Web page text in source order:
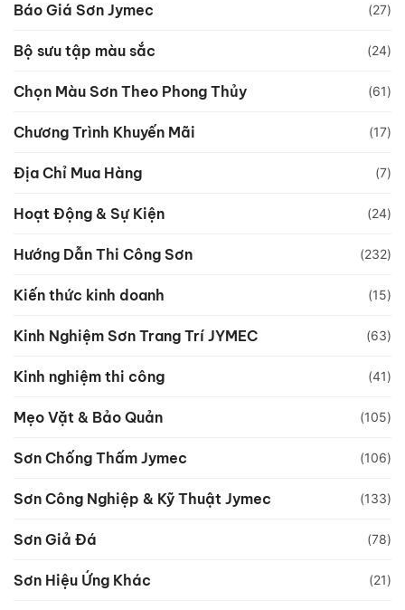
Báo Giá Sơn Jymec (27)
Bộ sưu tập màu sắc (24)
Chọn Màu Sơn Theo Phong Thủy (61)
Chương Trình Khuyến Mãi (17)
Địa Chỉ Mua Hàng (7)
Hoạt Động & Sự Kiện (24)
Hướng Dẫn Thi Công Sơn (232)
Kiến thức kinh doanh (15)
Kinh Nghiệm Sơn Trang Trí JYMEC (63)
Kinh nghiệm thi công (41)
Mẹo Vặt & Bảo Quản (105)
Sơn Chống Thấm Jymec (106)
Sơn Công Nghiệp & Kỹ Thuật Jymec (133)
Sơn Giả Đá (78)
Sơn Hiệu Ứng Khác (21)